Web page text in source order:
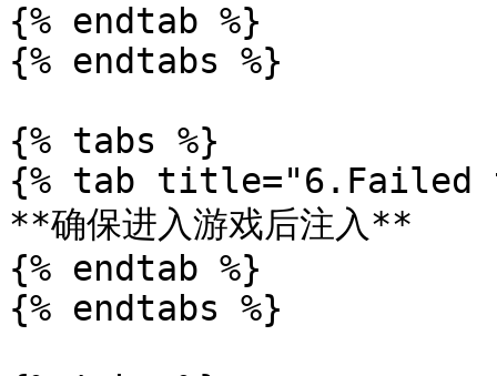
{% endtab %}
{% endtabs %}
{% tabs %}
{% tab title="6.Failed
**确保进入游戏后注入**
{% endtab %}
{% endtabs %}